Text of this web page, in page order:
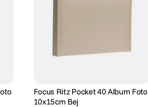
Focus Ritz Pocket 40 Album Foto
10x15cm Bej